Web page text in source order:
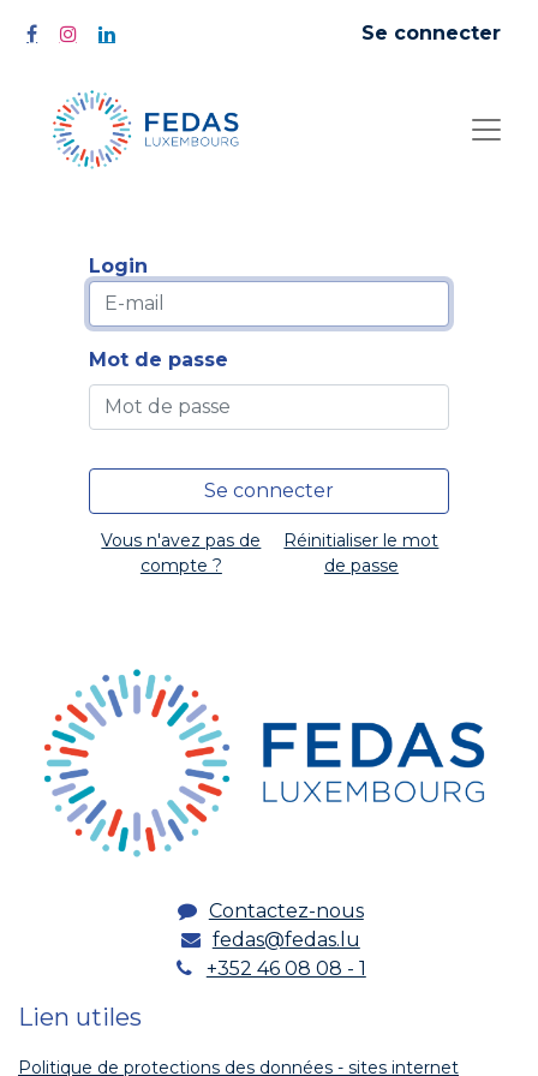
Se connecter
Login
Mot de passe
Se connecter
Vous n'avez pas de
compte ?
Réinitialiser le mot
de passe
Contactez-nous
fedas@fedas.lu
+352 46 08 08 - 1
Lien utiles
Politique de protections des données - sites internet